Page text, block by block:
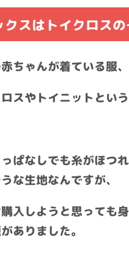
スはトイクロス
ちゃんが着ている服、
スやトイニットとい
ぱなしでも糸がほつ
な生地なんですが、
入しようと思っても
ありました。